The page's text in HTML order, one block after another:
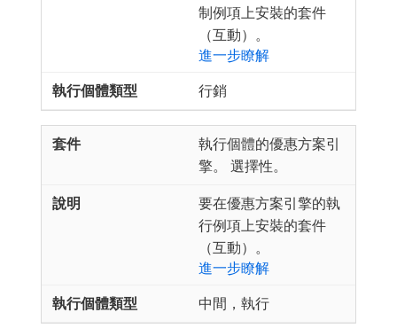
制例項上安裝的套件
（互動）。
進一步瞭解
行銷
執行個體的優惠方案引
擎。 選擇性。
要在優惠方案引擎的執
行例項上安裝的套件
（互動）。
進一步瞭解
中間，執行